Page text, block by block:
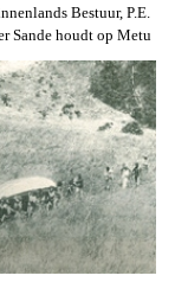
Bestuur, P.E.
Sande houdt op Metu